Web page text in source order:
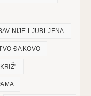
NIJE LJUBLJENA
ĐAKOVO